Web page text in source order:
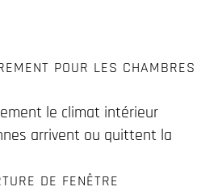
POUR LES CHAMBRES
le climat intérieur
arrivent ou quittent la
DE FENÊTRE